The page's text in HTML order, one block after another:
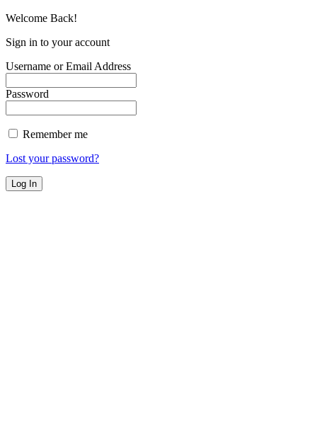
Welcome Back!
Sign in to your account
Username or Email Address
Password
Remember me
Lost your password?